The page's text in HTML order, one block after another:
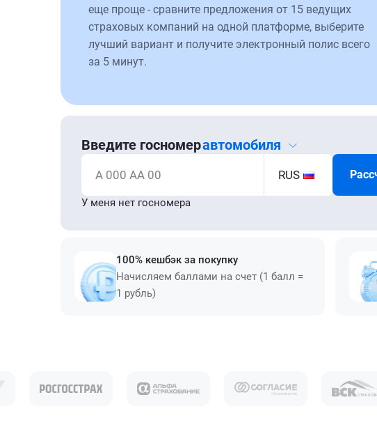
еще проще - сравните предложения от 15 ведущих
страховых компаний на одной платформе, выберите
лучший вариант и получите электронный полис всего
за 5 минут.
Введите госномеравтомобиля
А 000 АА 00 RUS
У меня нет госномера
100% кешбэк за покупку
Начисляем баллами на счет (1 балл =
1 рубль)